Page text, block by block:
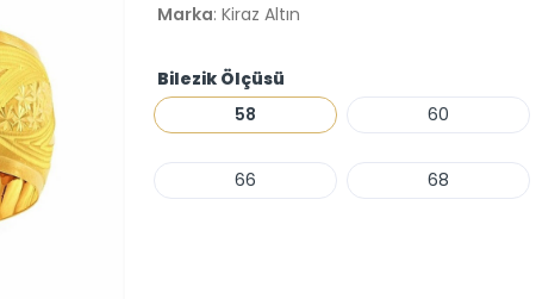
Marka: Kiraz Altın
Bilezik Ölçüsü
58
60
66 68